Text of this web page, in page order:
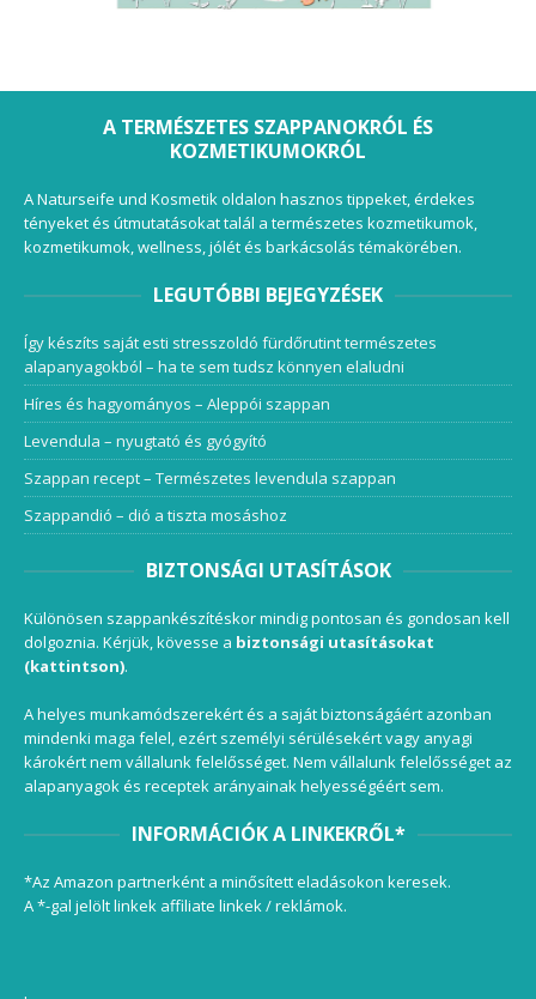
A TERMÉSZETES SZAPPANOKRÓL ÉS
KOZMETIKUMOKRÓL
A Naturseife und Kosmetik oldalon hasznos tippeket, érdekes
tényeket és útmutatásokat talál a természetes kozmetikumok,
kozmetikumok, wellness, jólét és barkácsolás témakörében.
LEGUTÓBBI BEJEGYZÉSEK
Így készíts saját esti stresszoldó fürdőrutint természetes
alapanyagokból – ha te sem tudsz könnyen elaludni
Híres és hagyományos – Aleppói szappan
Levendula – nyugtató és gyógyító
Szappan recept – Természetes levendula szappan
Szappandió – dió a tiszta mosáshoz
BIZTONSÁGI UTASÍTÁSOK
Különösen szappankészítéskor mindig pontosan és gondosan kell
dolgoznia. Kérjük, kövesse a biztonsági utasításokat
(kattintson).
A helyes munkamódszerekért és a saját biztonságáért azonban
mindenki maga felel, ezért személyi sérülésekért vagy anyagi
károkért nem vállalunk felelősséget. Nem vállalunk felelősséget az
alapanyagok és receptek arányainak helyességéért sem.
INFORMÁCIÓK A LINKEKRŐL*
*Az Amazon partnerként a minősített eladásokon keresek.
A *-gal jelölt linkek affiliate linkek / reklámok.